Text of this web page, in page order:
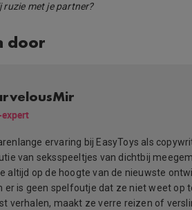
ruzie met je partner?
door
ervaring bij EasyToys als
van seksspeeltjes van dichtbij
altijd op de hoogte van de nieuwste
er is geen spelfoutje dat ze niet weet op
verhalen, maakt ze verre reizen of